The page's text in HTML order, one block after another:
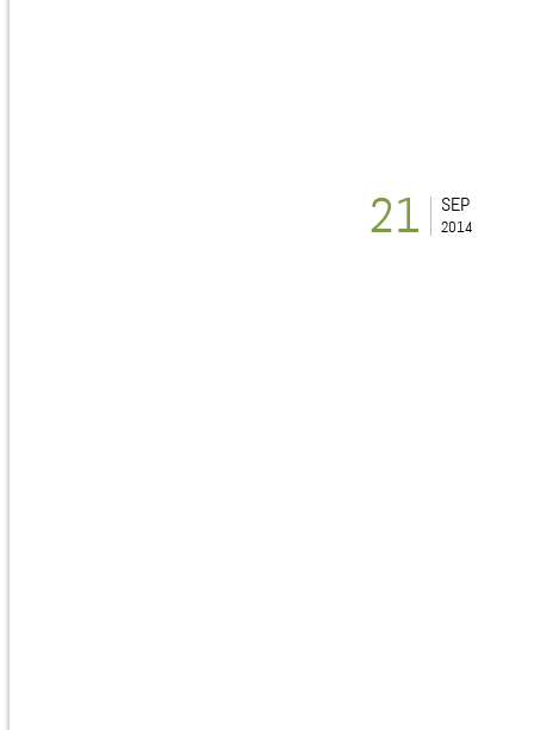
21 SEP
2014